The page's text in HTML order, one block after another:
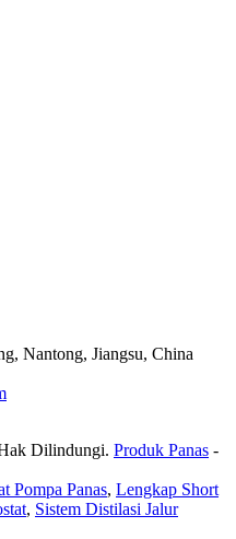
Nantong, Jiangsu, China
Dilindungi. Produk Panas -
Pompa Panas, Lengkap Short
, Sistem Distilasi Jalur